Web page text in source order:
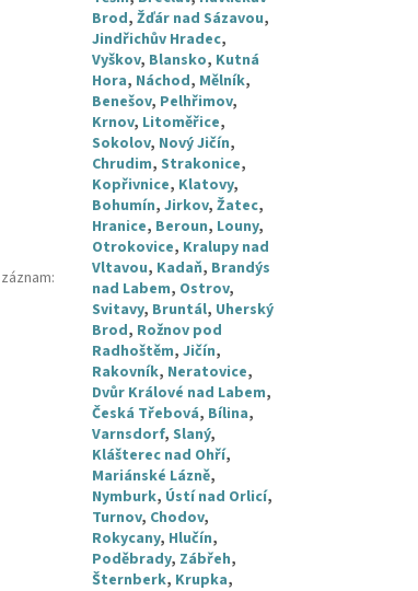
záznam:
Brod,Žďár nad Sázavou,
Jindřichův Hradec,
Vyškov, Blansko, Kutná
Hora, Náchod, Mělník,
Benešov, Pelhřimov,
Krnov, Litoměřice,
Sokolov, Nový Jičín,
Chrudim,Strakonice,
Kopřivnice, Klatovy,
Bohumín,Jirkov,Žatec,
Hranice, Beroun, Louny,
Otrokovice, Kralupy nad
Vltavou, Kadaň, Brandýs
nad Labem, Ostrov,
Svitavy, Bruntál, Uherský
Brod, Rožnov pod
Radhoštěm,Jičín,
Rakovník, Neratovice,
Dvůr Králové nad Labem,
Česká Třebová, Bílina,
Varnsdorf,Slaný,
Klášterec nad Ohří,
Mariánské Lázně,
Nymburk, Ústí nad Orlicí,
Turnov, Chodov,
Rokycany, Hlučín,
Poděbrady, Zábřeh,
Šternberk, Krupka,